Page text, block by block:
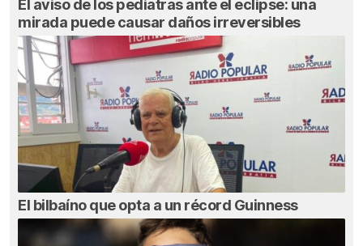
El aviso de los pediatras ante el eclipse: una
mirada puede causar daños irreversibles
El bilbaíno que opta a un récord Guinness